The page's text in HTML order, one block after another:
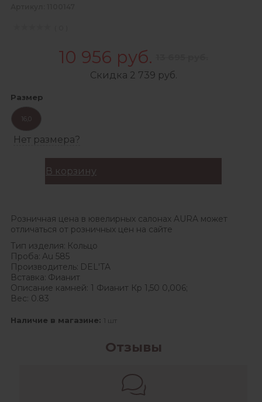
10 956 руб.
Скидка 2 739 руб.
Размер
16,0
Нет размера?
В корзину
Розничная цена в ювелирных салонах AURA может
отличаться от розничных цен на сайте
Тип изделия: Кольцо
Проба: Au 585
Производитель: DEL'TA
Вставка: Фианит
Описание камней: 1 Фианит Кр 1,50 0,006;
Вес: 0.83
Наличие в магазине: 1 шт
Отзывы